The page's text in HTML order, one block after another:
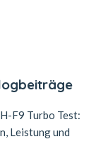
F9 Turbo Test:
Leistung und